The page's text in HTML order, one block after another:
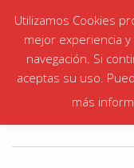
¡LLÁMANOS! | SANTA
CARTAGENA868
Utilizamos Cookies
mejor experiencia
navegación. Si
aceptas su uso.
más